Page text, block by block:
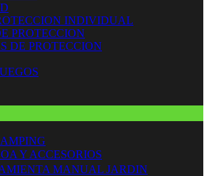
INDIVIDUAL
PROTECCION
DE PROTECCION
Y ACCESORIOS
MANUAL JARDIN